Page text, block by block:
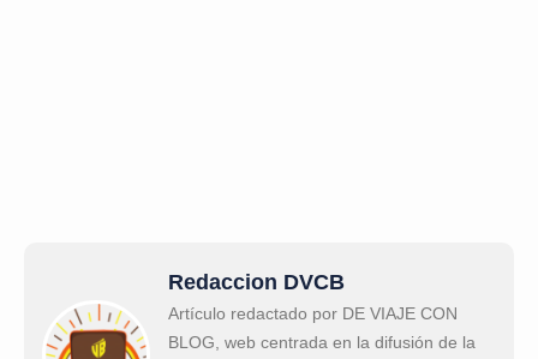
Redaccion DVCB
Artículo redactado por DE VIAJE CON
BLOG, web centrada en la difusión de la